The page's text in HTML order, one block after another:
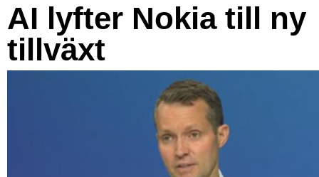
AI lyfter Nokia till ny
tillväxt